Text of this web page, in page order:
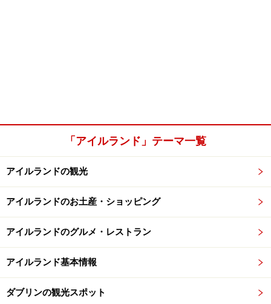
「アイルランド」テーマ一覧
アイルランドの観光
アイルランドのお土産・ショッピング
アイルランドのグルメ・レストラン
アイルランド基本情報
ダブリンの観光スポット